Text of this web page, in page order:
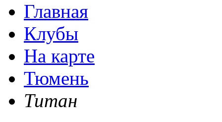
Главная
Клубы
На карте
Тюмень
Титан